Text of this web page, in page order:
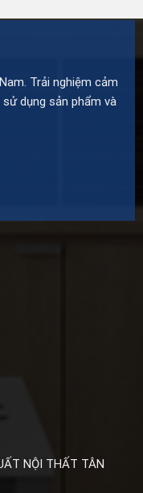
Trải nghiệm cảm
dụng sản phẩm và
NỘI THẤT TÂN